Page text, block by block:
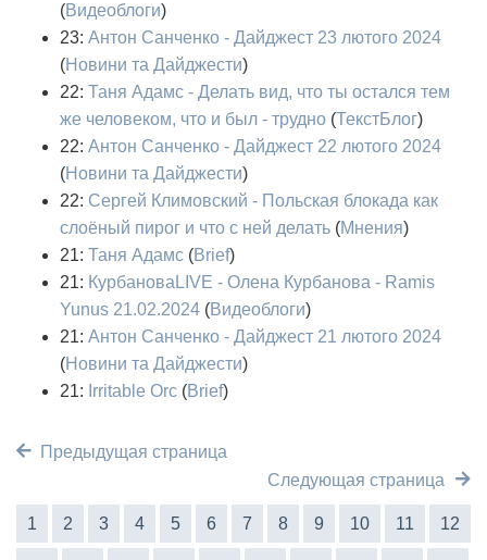
(Видеоблоги)
23: Антон Санченко - Дайджест 23 лютого 2024
(Новини та Дайджести)
22: Таня Адамс - Делать вид, что ты остался тем
же человеком, что и был - трудно (ТекстБлог)
22: Антон Санченко - Дайджест 22 лютого 2024
(Новини та Дайджести)
22: Сергей Климовский - Польская блокада как
слоёный пирог и что с ней делать (Мнения)
21: Таня Адамс (Brief)
21: КурбановаLIVE - Олена Курбанова - Ramis
Yunus 21.02.2024 (Видеоблоги)
21: Антон Санченко - Дайджест 21 лютого 2024
(Новини та Дайджести)
21: Irritable Orc (Brief)
Предыдущая страница
Следующая страница
1 2 3 4 5 6 7 8 9 10 11 12